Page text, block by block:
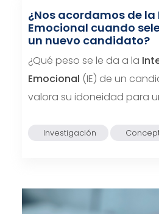
¿Nos acordamos de
Emocional cuando
un nuevo candidato?
¿Qué peso se le da a la
Emocional (IE) de un
valora su idoneidad para
Investigación